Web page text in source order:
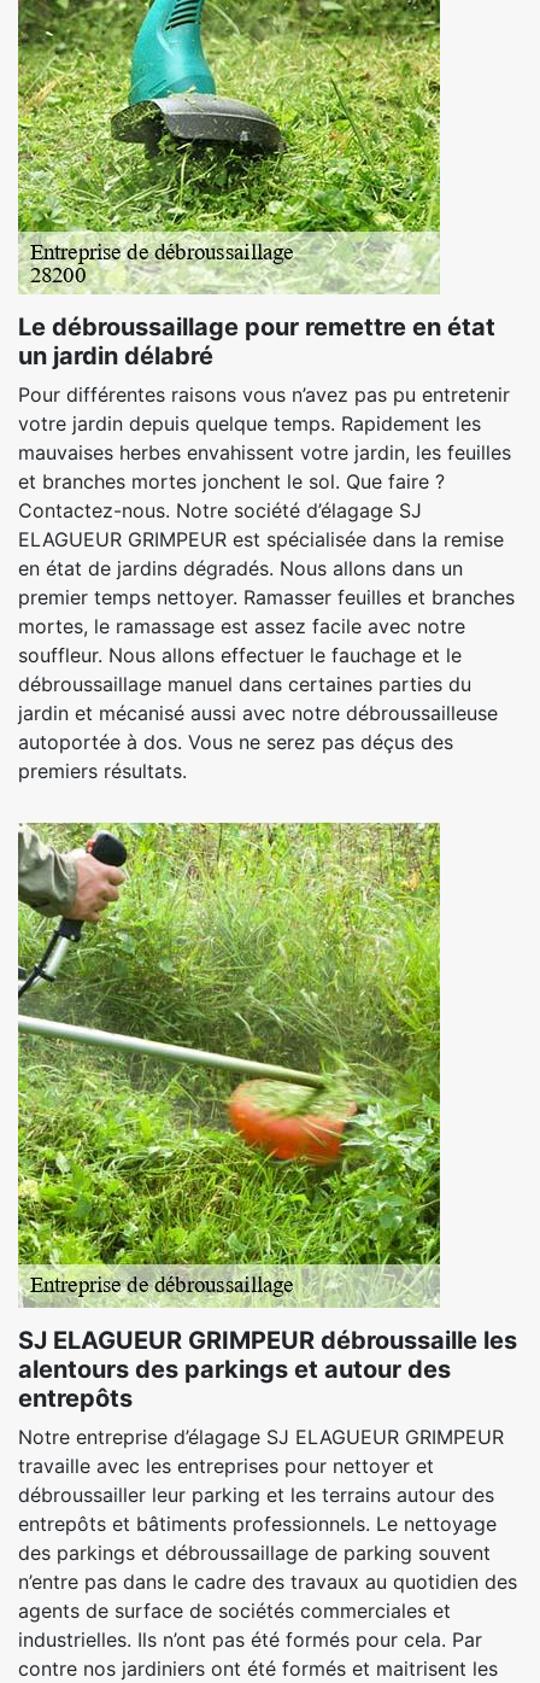
Le débroussaillage pour remettre en état
un jardin délabré
Pour différentes raisons vous n’avez pas pu entretenir
votre jardin depuis quelque temps. Rapidement les
mauvaises herbes envahissent votre jardin, les feuilles
et branches mortes jonchent le sol. Que faire ?
Contactez-nous. Notre société d’élagage SJ
ELAGUEUR GRIMPEUR est spécialisée dans la remise
en état de jardins dégradés. Nous allons dans un
premier temps nettoyer. Ramasser feuilles et branches
mortes, le ramassage est assez facile avec notre
souffleur. Nous allons effectuer le fauchage et le
débroussaillage manuel dans certaines parties du
jardin et mécanisé aussi avec notre débroussailleuse
autoportée à dos. Vous ne serez pas déçus des
premiers résultats.
SJ ELAGUEUR GRIMPEUR débroussaille les
alentours des parkings et autour des
entrepôts
Notre entreprise d’élagage SJ ELAGUEUR GRIMPEUR
travaille avec les entreprises pour nettoyer et
débroussailler leur parking et les terrains autour des
entrepôts et bâtiments professionnels. Le nettoyage
des parkings et débroussaillage de parking souvent
n’entre pas dans le cadre des travaux au quotidien des
agents de surface de sociétés commerciales et
industrielles. Ils n’ont pas été formés pour cela. Par
contre nos jardiniers ont été formés et maitrisent les